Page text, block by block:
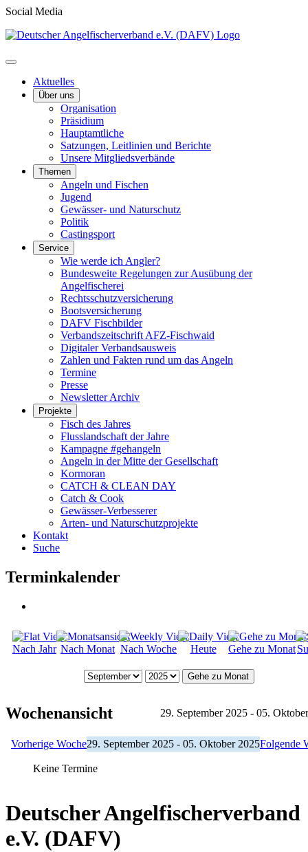
Social Media
Aktuelles
Über uns
Organisation
Präsidium
Hauptamtliche
Satzungen, Leitlinien und Berichte
Unsere Mitgliedsverbände
Themen
Angeln und Fischen
Jugend
Gewässer- und Naturschutz
Politik
Castingsport
Service
Wie werde ich Angler?
Bundesweite Regelungen zur Ausübung der
Angelfischerei
Rechtsschutzversicherung
Bootsversicherung
DAFV Fischbilder
Verbandszeitschrift AFZ-Fischwaid
Digitaler Verbandsausweis
Zahlen und Fakten rund um das Angeln
Termine
Presse
Newsletter Archiv
Projekte
Fisch des Jahres
Flusslandschaft der Jahre
Kampagne #gehangeln
Angeln in der Mitte der Gesellschaft
Kormoran
CATCH & CLEAN DAY
Catch & Cook
Gewässer-Verbesserer
Arten- und Naturschutzprojekte
Kontakt
Suche
Terminkalender
Nach Jahr Nach Monat Nach Woche Heute Gehe zu Monat
Gehe zu Monat
Wochenansicht 29. September 2025 - 05.
Vorherige Woche29. September 2025 - 05. Oktober 2025Folgende
Keine Termine
Deutscher Angelfischerverband
e.V. (DAFV)